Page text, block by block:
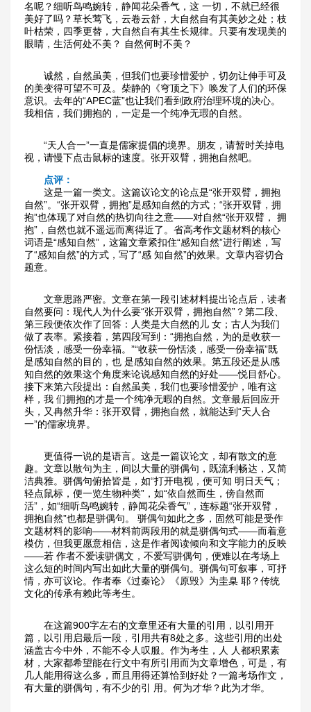
名呢？细听鸟鸣婉转，静闻花朵香气，这 一切，不就已经很
美好了吗？草长莺飞，云卷云舒，大自然自有其美妙之处；枝
叶枯荣，四季更替，大自然自有其生长规律。只要有发现美的
眼睛，生活何处不美？ 自然何时不美？
诚然，自然虽美，但我们也要珍惜爱护，切勿让伸手可及
的美变得可望不可及。柴静的《穹顶之下》唤发了人们的环保
意识。去年的“APEC蓝”也让我们看到政府治理环境的决心。
我相信，我们拥抱的，一定是一个纯净无瑕的自然。
“天人合一”一直是儒家提倡的境界。朋友，请暂时关掉电
视，请慢下点击鼠标的速度。张开双臂，拥抱自然吧。
点评：
这是一篇一类文。这篇议论文的论点是“张开双臂，拥抱
自然”。“张开双臂，拥抱”是感知自然的方式；“张开双臂，拥
抱”也体现了对自然的热切向往之意——对自然“张开双臂， 拥
抱”，自然也就不遥远而离得近了。省高考作文题材料的核心
词语是“感知自然”，这篇文章紧扣住“感知自然”进行阐述，写
了“感知自然”的方式，写了“感 知自然”的效果。文章内容切合
题意。
文章思路严密。文章在第一段引述材料提出论点后，读者
自然要问：现代人为什么要“张开双臂，拥抱自然”？第二段、
第三段便依次作了回答：人类是大自然的儿 女；古人为我们
做了表率。紧接着，第四段写到：“拥抱自然，为的是收获一
份恬淡，感受一份幸福。”“收获一份恬淡，感受一份幸福”既
是感知自然的目的，也 是感知自然的效果。第五段还是从感
知自然的效果这个角度来论说感知自然的好处——悦目舒心。
接下来第六段提出：自然虽美，我们也要珍惜爱护，唯有这
样，我 们拥抱的才是一个纯净无暇的自然。文章最后回应开
头，又冉然升华：张开双臂，拥抱自然，就能达到“天人合
一”的儒家境界。
更值得一说的是语言。这是一篇议论文，却有散文的意
趣。文章以散句为主，间以大量的骈偶句，既流利畅达，又简
洁典雅。骈偶句俯拾皆是，如“打开电视，便可知 明日天气；
轻点鼠标，便一览生物种类”，如“依自然而生，傍自然而
活”，如“细听鸟鸣婉转，静闻花朵香气”，连标题“张开双臂，
拥抱自然”也都是骈偶句。 骈偶句如此之多，固然可能是受作
文题材料的影响——材料前两段用的就是骈偶句式——而着意
模仿，但我更愿意相信，这是作者阅读倾向和文字能力的反映
——若 作者不爱读骈偶文，不爱写骈偶句，便难以在考场上
这么短的时间内写出如此大量的骈偶句。骈偶句可叙事，可抒
情，亦可议论。作者奉《过秦论》《原毁》为圭臬 耶？传统
文化的传承有赖此等考生。
在这篇900字左右的文章里还有大量的引用，以引用开
篇，以引用启最后一段，引用共有8处之多。这些引用的出处
涵盖古今中外，不能不令人叹服。作为考生，人 人都积累素
材，大家都希望能在行文中有所引用而为文章增色，可是，有
几人能用得这么多，而且用得还算恰到好处？一篇考场作文，
有大量的骈偶句，有不少的引 用。何为才华？此为才华。